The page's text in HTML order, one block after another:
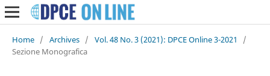
Home / Archives / Vol. 48 No. 3 (2021): DPCE Online 3-2021
/
Sezione Monografica